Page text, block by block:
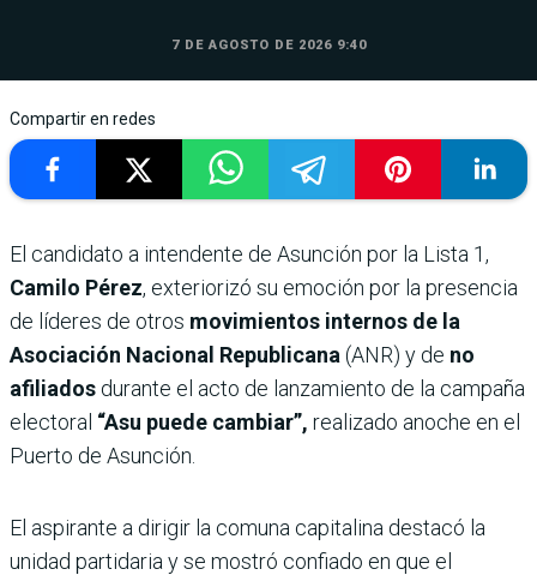
7 DE AGOSTO DE 2026 9:40
Compartir en redes
El candidato a intendente de Asunción por la Lista 1,
Camilo Pérez, exteriorizó su emoción por la presencia
de líderes de otros movimientos internos de la
Asociación Nacional Republicana (ANR) y de no
afiliados durante el acto de lanzamiento de la campaña
electoral “Asu puede cambiar”, realizado anoche en el
Puerto de Asunción.
El aspirante a dirigir la comuna capitalina destacó la
unidad partidaria y se mostró confiado en que el